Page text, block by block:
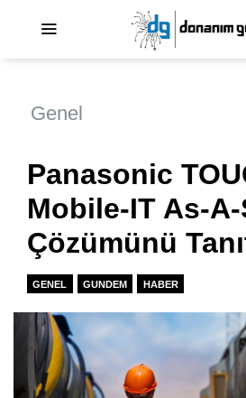
Genel
Panasonic
Mobile-IT As-
Çözümünü
GENEL GUNDEM HABER